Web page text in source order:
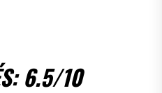
6.5/10